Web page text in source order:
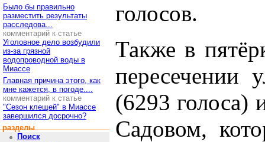
Было бы правильно
разместить результаты
расследова...
комментарий к статье
Уголовное дело возбудили
из-за грязной
водопроводной воды в
Миассе
Главная причина этого, как
мне кажется, в погоде....
комментарий к статье
"Сезон клещей" в Миассе
завершился досрочно?
разделы
Поиск
голосов.
Также в
пересечении
(6293 голоса)
Садовом,